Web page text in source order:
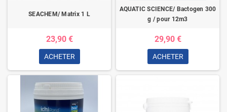
SEACHEM/ Matrix 1 L
23,90 €
ACHETER
AQUATIC SCIENCE/ Bactogen 300
g / pour 12m3
29,90 €
ACHETER